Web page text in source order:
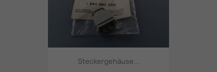
Steckergehäuse...